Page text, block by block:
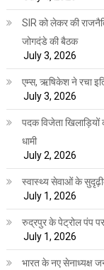
SIR को लेकर की
जोगदंडे की बैठक
July 3, 2026
एम्स, ऋषिकेश ने रचा
July 3, 2026
पदक विजेता
धामी
July 2, 2026
स्वास्थ्य सेवाओं के
July 1, 2026
रुद्रपुर के पेट्रोल पंप
July 1, 2026
भारत के नए सेनाध्यक्ष